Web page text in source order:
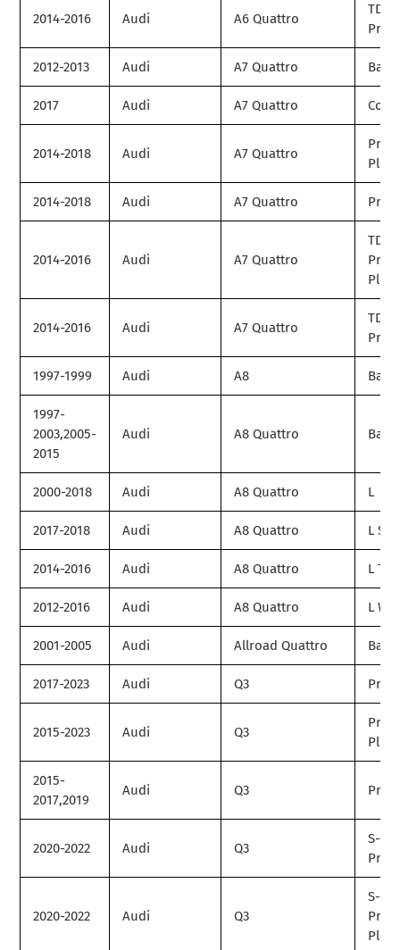
2014-2016 Audi A6 Quattro
TDI
2012-2013 Audi A7 Quattro Base
2017 Audi A7 Quattro
2014-2018 Audi A7 Quattro
Plus
2014-2018 Audi A7 Quattro
2014-2016 Audi A7 Quattro
TDI
Plus
2014-2016 Audi A7 Quattro
TDI
1997-1999 Audi A8 Base
1997-
2003,2005-
2015
Audi A8 Quattro Base
2000-2018 Audi A8 Quattro L
2017-2018 Audi A8 Quattro L
2014-2016 Audi A8 Quattro L TDI
2012-2016 Audi A8 Quattro L W12
2001-2005 Audi Allroad Quattro Base
2017-2023 Audi Q3
2015-2023 Audi Q3
Plus
2015-
2017,2019
Audi Q3
2020-2022 Audi Q3
S-
2020-2022 Audi Q3
S-
Plus